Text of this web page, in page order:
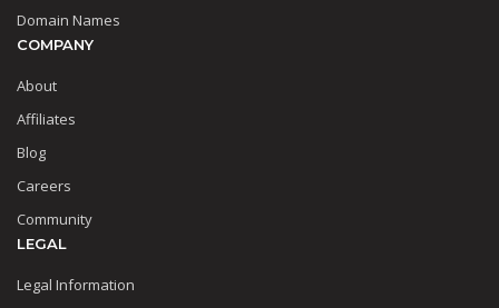
Domain Names
COMPANY
About
Affiliates
Blog
Careers
Community
LEGAL
Legal Information